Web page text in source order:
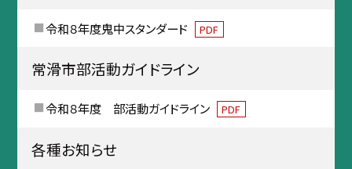
令和８年度鬼中スタンダード PDF
常滑市部活動ガイドライン
令和８年度 部活動ガイドライン PDF
各種お知らせ